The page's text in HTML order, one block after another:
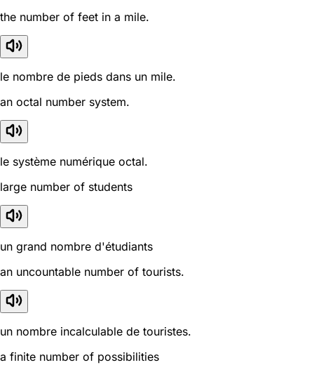
the number of feet in a mile.
le nombre de pieds dans un mile.
an octal number system.
le système numérique octal.
large number of students
un grand nombre d'étudiants
an uncountable number of tourists.
un nombre incalculable de touristes.
a finite number of possibilities